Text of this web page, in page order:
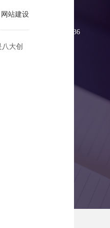
0755-83896336
网站建设
大创